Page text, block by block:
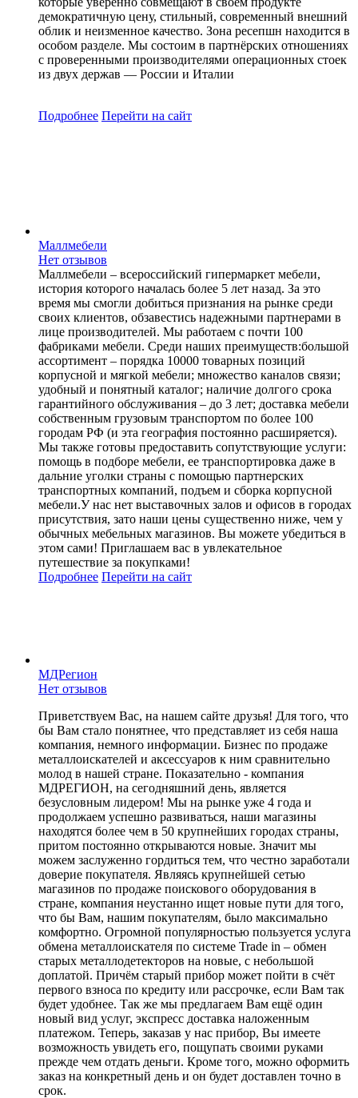
демократичную цену, стильный, современный внешний
облик и неизменное качество. Зона ресепшн находится в
особом разделе. Мы состоим в партнёрских отношениях
с проверенными производителями операционных стоек
из двух держав — России и Италии
Подробнее Перейти на сайт
Маллмебели
Нет отзывов
Маллмебели – всероссийский гипермаркет мебели,
история которого началась более 5 лет назад. За это
время мы смогли добиться признания на рынке среди
своих клиентов, обзавестись надежными партнерами в
лице производителей. Мы работаем с почти 100
фабриками мебели. Среди наших преимуществ:большой
ассортимент – порядка 10000 товарных позиций
корпусной и мягкой мебели; множество каналов связи;
удобный и понятный каталог; наличие долгого срока
гарантийного обслуживания – до 3 лет; доставка мебели
собственным грузовым транспортом по более 100
городам РФ (и эта география постоянно расширяется).
Мы также готовы предоставить сопутствующие услуги:
помощь в подборе мебели, ее транспортировка даже в
дальние уголки страны с помощью партнерских
транспортных компаний, подъем и сборка корпусной
мебели.У нас нет выставочных залов и офисов в городах
присутствия, зато наши цены существенно ниже, чем у
обычных мебельных магазинов. Вы можете убедиться в
этом сами! Приглашаем вас в увлекательное
путешествие за покупками!
Подробнее Перейти на сайт
МДРегион
Нет отзывов
Приветствуем Вас, на нашем сайте друзья! Для того, что
бы Вам стало понятнее, что представляет из себя наша
компания, немного информации. Бизнес по продаже
металлоискателей и аксессуаров к ним сравнительно
молод в нашей стране. Показательно - компания
МДРЕГИОН, на сегодняшний день, является
безусловным лидером! Мы на рынке уже 4 года и
продолжаем успешно развиваться, наши магазины
находятся более чем в 50 крупнейших городах страны,
притом постоянно открываются новые. Значит мы
можем заслуженно гордиться тем, что честно заработали
доверие покупателя. Являясь крупнейшей сетью
магазинов по продаже поискового оборудования в
стране, компания неустанно ищет новые пути для того,
что бы Вам, нашим покупателям, было максимально
комфортно. Огромной популярностью пользуется услуга
обмена металлоискателя по системе Trade in – обмен
старых металлодетекторов на новые, с небольшой
доплатой. Причём старый прибор может пойти в счёт
первого взноса по кредиту или рассрочке, если Вам так
будет удобнее. Так же мы предлагаем Вам ещё один
новый вид услуг, экспресс доставка наложенным
платежом. Теперь, заказав у нас прибор, Вы имеете
возможность увидеть его, пощупать своими руками
прежде чем отдать деньги. Кроме того, можно оформить
заказ на конкретный день и он будет доставлен точно в
срок.